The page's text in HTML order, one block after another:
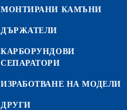
МОНТИРАНИ КАМЪНИ
ДЪРЖАТЕЛИ
КАРБОРУНДОВИ
СЕПАРАТОРИ
ИЗРАБОТВАНЕ НА МОДЕЛИ
ДРУГИ